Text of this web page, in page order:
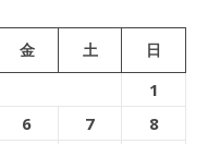
金 土 日
1
6 7
8